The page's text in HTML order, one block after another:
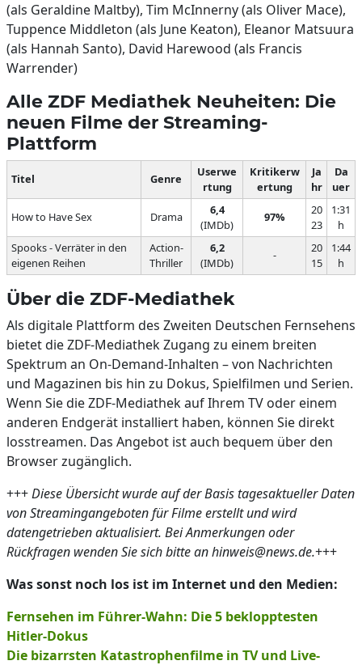
(als Geraldine Maltby), Tim McInnerny (als Oliver Mace),
Tuppence Middleton (als June Keaton), Eleanor Matsuura
(als Hannah Santo), David Harewood (als Francis
Warrender)
Alle ZDF Mediathek Neuheiten: Die
neuen Filme der Streaming-
Plattform
Titel Genre
Userwe
rtung
Kritikerw
ertung
Ja
hr
Da
uer
How to Have Sex Drama
6,4
(IMDb)
97%
20
23
1:31
h
Spooks - Verräter in den
eigenen Reihen
Action-
Thriller
6,2
(IMDb)
-
20
15
1:44
h
Über die ZDF-Mediathek
Als digitale Plattform des Zweiten Deutschen Fernsehens
bietet die ZDF-Mediathek Zugang zu einem breiten
Spektrum an On-Demand-Inhalten – von Nachrichten
und Magazinen bis hin zu Dokus, Spielfilmen und Serien.
Wenn Sie die ZDF-Mediathek auf Ihrem TV oder einem
anderen Endgerät installiert haben, können Sie direkt
losstreamen. Das Angebot ist auch bequem über den
Browser zugänglich.
+++Diese Übersicht wurde auf der Basis tagesaktueller Daten
von Streamingangeboten für Filme erstellt und wird
datengetrieben aktualisiert. Bei Anmerkungen oder
Rückfragen wenden Sie sich bitte an hinweis@news.de.+++
Was sonst noch los ist im Internet und den Medien:
Fernsehen im Führer-Wahn: Die 5 beklopptesten
Hitler-Dokus
Die bizarrsten Katastrophenfilme in TV und Live-